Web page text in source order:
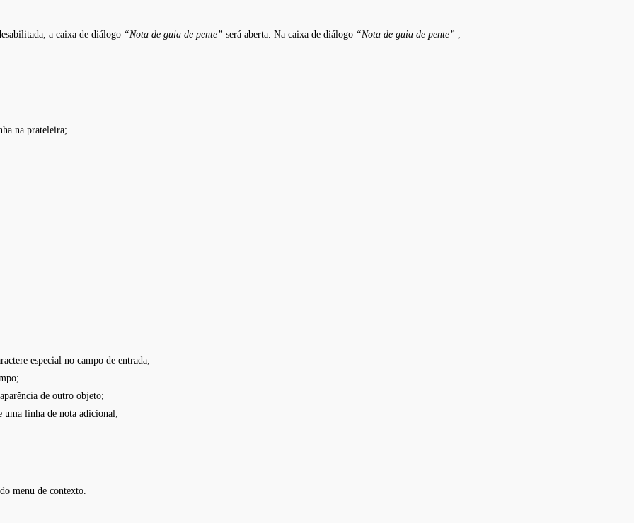
a caixa de diálogo “Nota de guia de pente” será aberta. Na caixa de diálogo “Nota de guia de pente” ,
na prateleira;
especial no campo de entrada;
de outro objeto;
linha de nota adicional;
menu de contexto.